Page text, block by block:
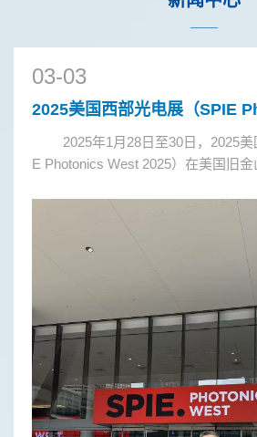
03-03
2025年1月28日至30日，2025美
E Photonics West 2025）在美国旧
术、光通信、光电子材料、光谱仪等